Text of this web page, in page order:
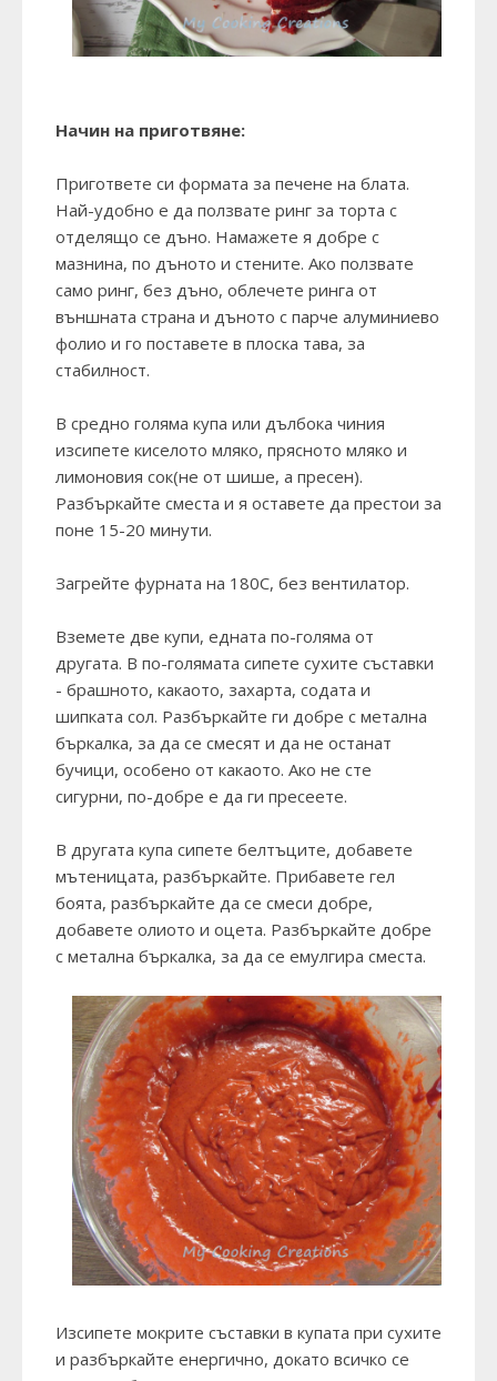
Начин на приготвяне:
Пригответе си формата за печене на блата.
Най-удобно е да ползвате ринг за торта с
отделящо се дъно. Намажете я добре с
мазнина, по дъното и стените. Ако ползвате
само ринг, без дъно, облечете ринга от
външната страна и дъното с парче алуминиево
фолио и го поставете в плоска тава, за
стабилност.
В средно голяма купа или дълбока чиния
изсипете киселото мляко, прясното мляко и
лимоновия сок(не от шише, а пресен).
Разбъркайте сместа и я оставете да престои за
поне 15-20 минути.
Загрейте фурната на 180С, без вентилатор.
Вземете две купи, едната по-голяма от
другата. В по-голямата сипете сухите съставки
- брашното, какаото, захарта, содата и
шипката сол. Разбъркайте ги добре с метална
бъркалка, за да се смесят и да не останат
бучици, особено от какаото. Ако не сте
сигурни, по-добре е да ги пресеете.
В другата купа сипете белтъците, добавете
мътеницата, разбъркайте. Прибавете гел
боята, разбъркайте да се смеси добре,
добавете олиото и оцета. Разбъркайте добре
с метална бъркалка, за да се емулгира сместа.
Изсипете мокрите съставки в купата при сухите
и разбъркайте енергично, докато всичко се